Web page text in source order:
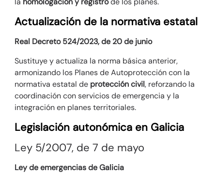
Actualización de la normativa estatal
Real Decreto 524/2023, de 20 de junio
Sustituye y actualiza la norma básica anterior,
armonizando los Planes de Autoprotección con la
normativa estatal de protección civil, reforzando la
coordinación con servicios de emergencia y la
integración en planes territoriales.
Legislación autonómica en Galicia
Ley 5/2007, de 7 de mayo
Ley de emergencias de Galicia